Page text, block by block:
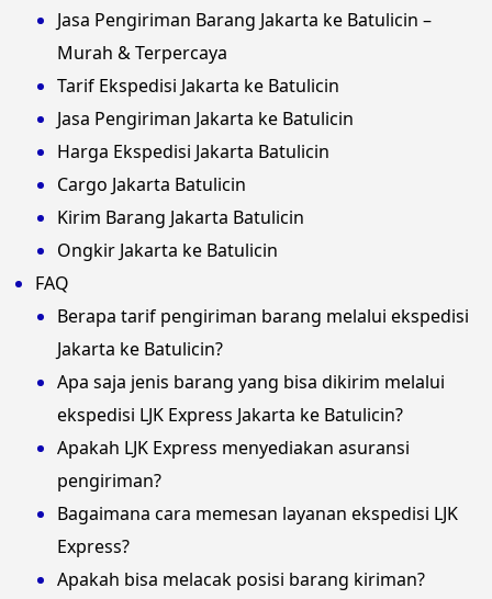
Jasa Pengiriman Barang Jakarta ke Batulicin –
Murah & Terpercaya
Tarif Ekspedisi Jakarta ke Batulicin
Jasa Pengiriman Jakarta ke Batulicin
Harga Ekspedisi Jakarta Batulicin
Cargo Jakarta Batulicin
Kirim Barang Jakarta Batulicin
Ongkir Jakarta ke Batulicin
FAQ
Berapa tarif pengiriman barang melalui ekspedisi
Jakarta ke Batulicin?
Apa saja jenis barang yang bisa dikirim melalui
ekspedisi LJK Express Jakarta ke Batulicin?
Apakah LJK Express menyediakan asuransi
pengiriman?
Bagaimana cara memesan layanan ekspedisi LJK
Express?
Apakah bisa melacak posisi barang kiriman?